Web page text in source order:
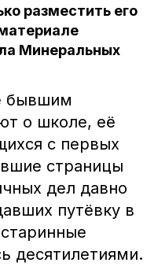
разместить его
Минеральных
бывшим
о школе, её
с первых
страницы
дел давно
путёвку в
десятилетиями.